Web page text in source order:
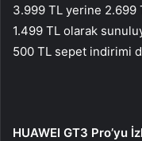
3.999 TL yerine 2.699
1.499 TL olarak
500 TL sepet indirimi
HUAWEI GT3 Pro’yu